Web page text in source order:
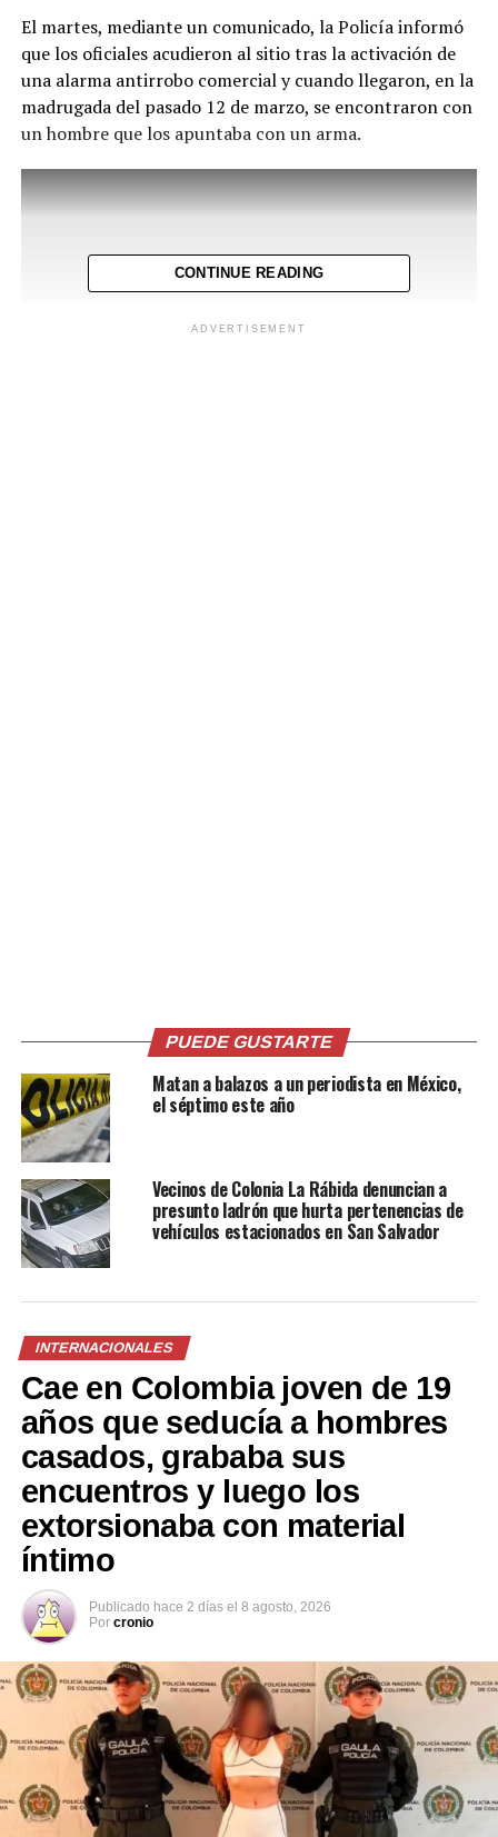
El martes, mediante un comunicado, la Policía informó
que los oficiales acudieron al sitio tras la activación de
una alarma antirrobo comercial y cuando llegaron, en la
madrugada del pasado 12 de marzo, se encontraron con
un hombre que los apuntaba con un arma.
Comparte esto:
armados intentan asaltar un
restaurante colombiano,
pero huyen al ser recibidos a
bala por el dueño
25 octubre, 2020
En «Internacionales»
su arma, en restaurante de
En «Sucesos»
CONTINUE READING
ADVERTISEMENT
PUEDE GUSTARTE
Matan a balazos a un periodista en México,
el séptimo este año
Vecinos de Colonia La Rábida denuncian a
presunto ladrón que hurta pertenencias de
vehículos estacionados en San Salvador
INTERNACIONALES
Cae en Colombia joven de 19
años que seducía a hombres
casados, grababa sus
encuentros y luego los
extorsionaba con material
íntimo
Publicado hace 2 días el 8 agosto, 2026
Por cronio